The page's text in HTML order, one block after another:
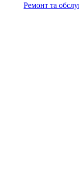
Ремонт та